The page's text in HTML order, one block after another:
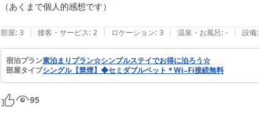
（あくまで個人的感想です）
部屋: 3 | 接客・サービス: 2 | ロケーション: 3 | 温泉・お風呂: - | 設備:
宿泊プラン素泊まりプラン☆シンプルステイでお得に泊ろう☆
部屋タイプシングル【禁煙】◆セミダブルベット＊Wi−Fi接続無料
95